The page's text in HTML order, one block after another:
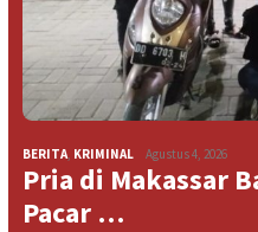
BERITA KRIMINAL Agustus 4, 2026
Pria di Makassar
Pacar …